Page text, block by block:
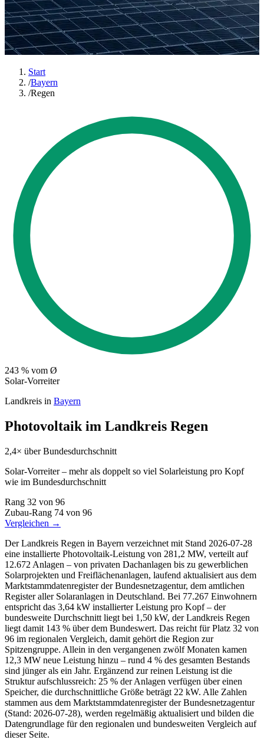
Start
/Bayern
/Regen
243 % vom Ø
Solar-Vorreiter
Landkreis in Bayern
Photovoltaik im Landkreis Regen
2,4× über Bundesdurchschnitt
Solar-Vorreiter – mehr als doppelt so viel Solarleistung pro Kopf
wie im Bundesdurchschnitt
Rang 32 von 96
Zubau-Rang 74 von 96
Vergleichen →
Der Landkreis Regen in Bayern verzeichnet mit Stand 2026-07-28
eine installierte Photovoltaik-Leistung von 281,2 MW, verteilt auf
12.672 Anlagen – von privaten Dachanlagen bis zu gewerblichen
Solarprojekten und Freiflächenanlagen, laufend aktualisiert aus dem
Marktstammdatenregister der Bundesnetzagentur, dem amtlichen
Register aller Solaranlagen in Deutschland. Bei 77.267 Einwohnern
entspricht das 3,64 kW installierter Leistung pro Kopf – der
bundesweite Durchschnitt liegt bei 1,50 kW, der Landkreis Regen
liegt damit 143 % über dem Bundeswert. Das reicht für Platz 32 von
96 im regionalen Vergleich, damit gehört die Region zur
Spitzengruppe. Allein in den vergangenen zwölf Monaten kamen
12,3 MW neue Leistung hinzu – rund 4 % des gesamten Bestands
sind jünger als ein Jahr. Ergänzend zur reinen Leistung ist die
Struktur aufschlussreich: 25 % der Anlagen verfügen über einen
Speicher, die durchschnittliche Größe beträgt 22 kW. Alle Zahlen
stammen aus dem Marktstammdatenregister der Bundesnetzagentur
(Stand: 2026-07-28), werden regelmäßig aktualisiert und bilden die
Datengrundlage für den regionalen und bundesweiten Vergleich auf
dieser Seite.